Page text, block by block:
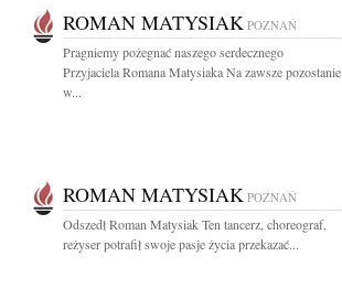
ROMAN MATYSIAK POZNAŃ
Pragniemy pożegnać naszego serdecznego
Przyjaciela Romana Matysiaka Na zawsze pozostanie
w...
ROMAN MATYSIAK POZNAŃ
Odszedł Roman Matysiak Ten tancerz, choreograf,
reżyser potrafił swoje pasje życia przekazać...